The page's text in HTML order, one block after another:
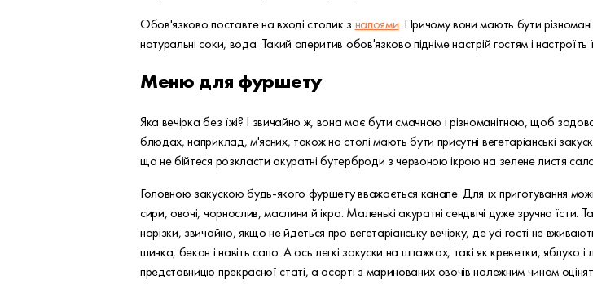
Обов'язково поставте на вході столик з напоями. Причому вони мають бути
натуральні соки, вода. Такий аперитив обов'язково підніме настрій гостям і настроїть
Меню для фуршету
Яка вечірка без їжі? І звичайно ж, вона має бути смачною і різноманітною, щоб
блюдах, наприклад, м'ясних, також на столі мають бути присутні вегетаріанські
що не бійтеся розкласти акуратні бутерброди з червоною ікрою на зелене листя
Головною закускою будь-якого фуршету вважається канапе. Для їх приготування
сири, овочі, чорнослив, маслини й ікра. Маленькі акуратні сендвічі дуже зручно
нарізки, звичайно, якщо не йдеться про вегетаріанську вечірку, де усі гості не
шинка, бекон і навіть сало. А ось легкі закуски на шпажках, такі як креветки,
представницю прекрасної статі, а асорті з маринованих овочів належним чином